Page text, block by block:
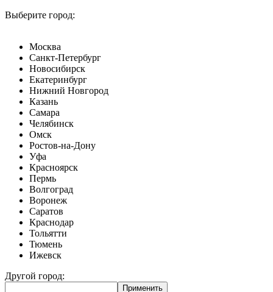
Выберите город:
Москва
Санкт-Петербург
Новосибирск
Екатеринбург
Нижний Новгород
Казань
Самара
Челябинск
Омск
Ростов-на-Дону
Уфа
Красноярск
Пермь
Волгоград
Воронеж
Саратов
Краснодар
Тольятти
Тюмень
Ижевск
Другой город: